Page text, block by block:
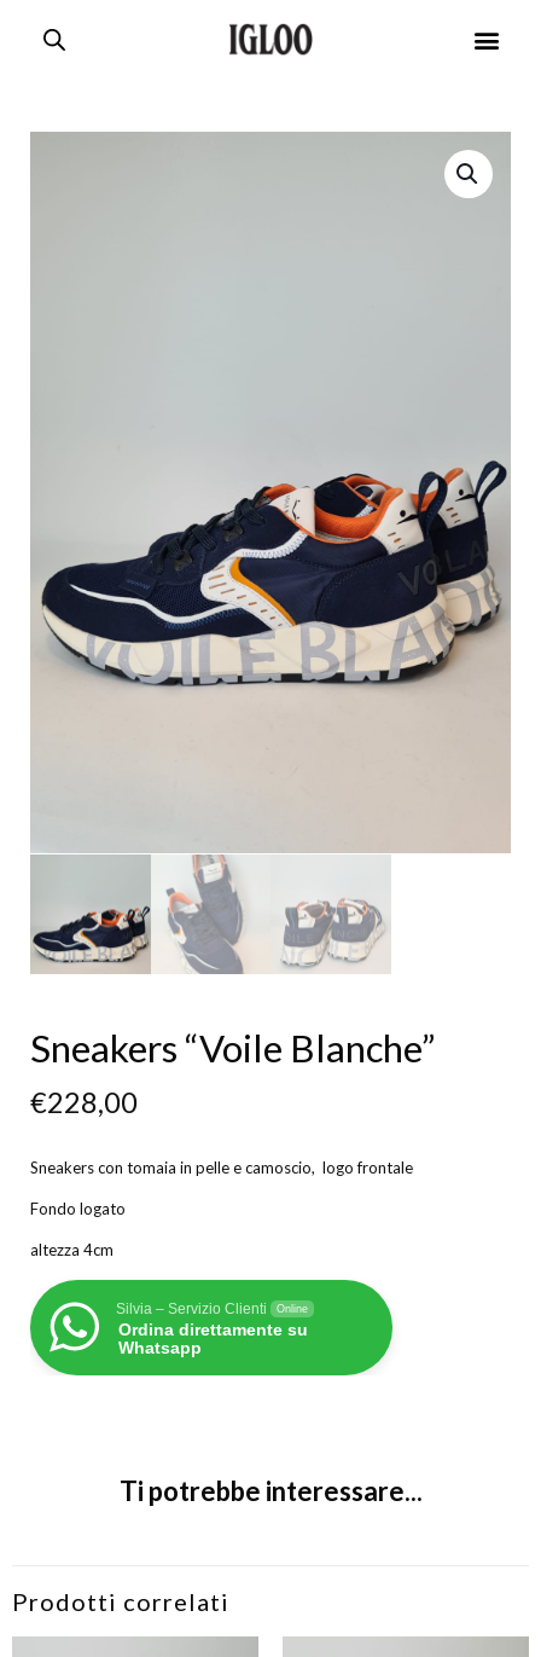
Sneakers “Voile Blanche”
€228,00
Sneakers con tomaia in pelle e camoscio, logo frontale
Fondo logato
altezza 4cm
Silvia – Servizio Clienti Online
Ordina direttamente su
Whatsapp
Ti potrebbe interessare...
Prodotti correlati